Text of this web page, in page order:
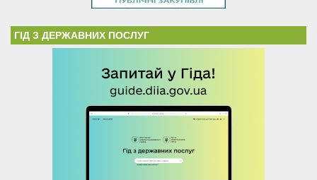
ГІД З ДЕРЖАВНИХ ПОСЛУГ